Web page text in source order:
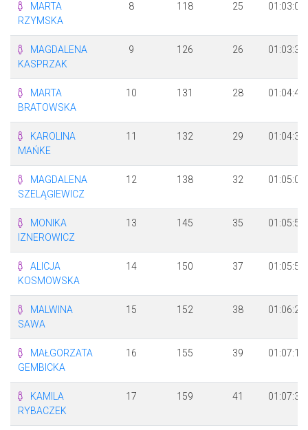
MARTA
RZYMSKA
8 118 25 01:03:08
MAGDALENA
KASPRZAK
9 126 26 01:03:33
MARTA
BRATOWSKA
10 131 28 01:04:42
KAROLINA
MAŃKE
11 132 29 01:04:35
MAGDALENA
SZELĄGIEWICZ
12 138 32 01:05:01
MONIKA
IZNEROWICZ
13 145 35 01:05:53
ALICJA
KOSMOWSKA
14 150 37 01:05:58
MALWINA
SAWA
15 152 38 01:06:24
MAŁGORZATA
GEMBICKA
16 155 39 01:07:12
KAMILA
RYBACZEK
17 159 41 01:07:34